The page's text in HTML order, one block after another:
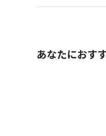
あなたにおす